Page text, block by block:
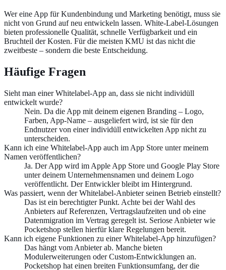
Wer eine App für Kundenbindung und Marketing benötigt, muss sie
nicht von Grund auf neu entwickeln lassen. White-Label-Lösungen
bieten professionelle Qualität, schnelle Verfügbarkeit und ein
Bruchteil der Kosten. Für die meisten KMU ist das nicht die
zweitbeste – sondern die beste Entscheidung.
Häufige Fragen
Sieht man einer Whitelabel-App an, dass sie nicht individüll
entwickelt wurde?
Nein. Da die App mit deinem eigenen Branding – Logo,
Farben, App-Name – ausgeliefert wird, ist sie für den
Endnutzer von einer individüll entwickelten App nicht zu
unterscheiden.
Kann ich eine Whitelabel-App auch im App Store unter meinem
Namen veröffentlichen?
Ja. Der App wird im Apple App Store und Google Play Store
unter deinem Unternehmensnamen und deinem Logo
veröffentlicht. Der Entwickler bleibt im Hintergrund.
Was passiert, wenn der Whitelabel-Anbieter seinen Betrieb einstellt?
Das ist ein berechtigter Punkt. Achte bei der Wahl des
Anbieters auf Referenzen, Vertragslaufzeiten und ob eine
Datenmigration im Vertrag geregelt ist. Seriose Anbieter wie
Pocketshop stellen hierfür klare Regelungen bereit.
Kann ich eigene Funktionen zu einer Whitelabel-App hinzufügen?
Das hängt vom Anbieter ab. Manche bieten
Modulerweiterungen oder Custom-Entwicklungen an.
Pocketshop hat einen breiten Funktionsumfang, der die